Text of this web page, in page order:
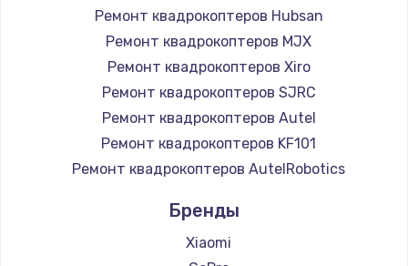
Ремонт квадрокоптеров Hubsan
Ремонт квадрокоптеров MJX
Ремонт квадрокоптеров Xiro
Ремонт квадрокоптеров SJRC
Ремонт квадрокоптеров Autel
Ремонт квадрокоптеров KF101
Ремонт квадрокоптеров AutelRobotics
Бренды
Xiaomi